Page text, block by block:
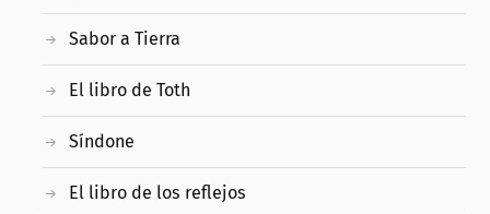
Sabor a Tierra
El libro de Toth
Síndone
El libro de los reflejos